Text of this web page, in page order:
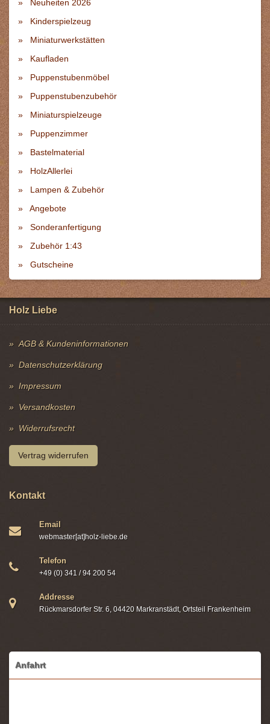
Neuheiten 2026
Kinderspielzeug
Miniaturwerkstätten
Kaufladen
Puppenstubenmöbel
Puppenstubenzubehör
Miniaturspielzeuge
Puppenzimmer
Bastelmaterial
HolzAllerlei
Lampen & Zubehör
Angebote
Sonderanfertigung
Zubehör 1:43
Gutscheine
Holz Liebe
AGB & Kundeninformationen
Datenschutzerklärung
Impressum
Versandkosten
Widerrufsrecht
Vertrag widerrufen
Kontakt
Email
webmaster[at]holz-liebe.de
Telefon
+49 (0) 341 / 94 200 54
Addresse
Rückmarsdorfer Str. 6, 04420 Markranstädt, Ortsteil Frankenheim
Anfahrt